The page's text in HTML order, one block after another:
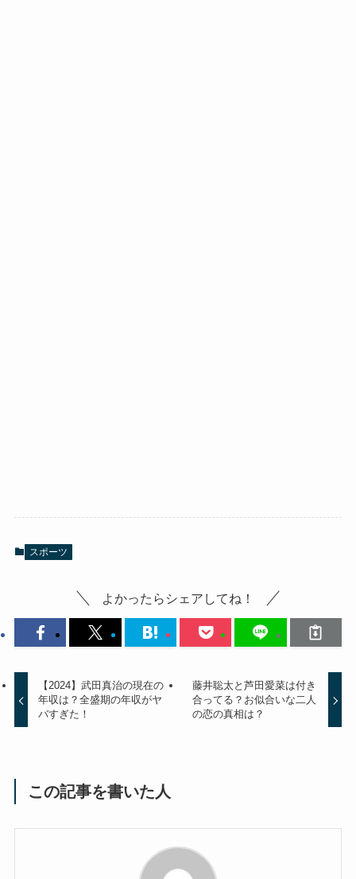
スポーツ
よかったらシェアしてね！
【2024】武田真治の現在の
年収は？全盛期の年収がヤ
バすぎた！
藤井聡太と芦田愛菜は付き
合ってる？お似合いな二人
の恋の真相は？
この記事を書いた人